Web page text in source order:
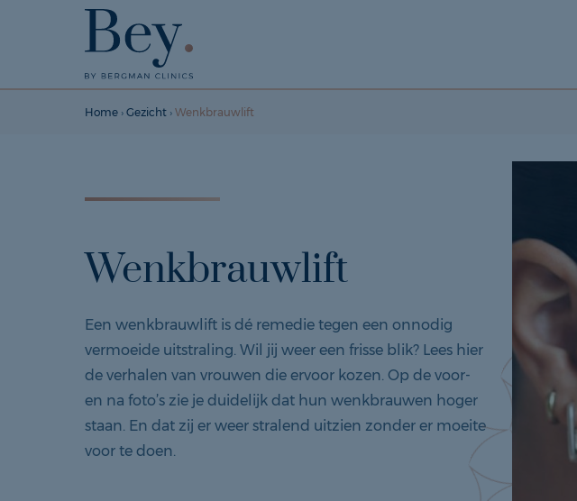
Home ›Gezicht ›Wenkbrauwlift
Wenkbrauwlift
Een wenkbrauwlift is dé remedie tegen een onnodig
vermoeide uitstraling. Wil jij weer een frisse blik? Lees hier
de verhalen van vrouwen die ervoor kozen. Op de voor-
en na foto’s zie je duidelijk dat hun wenkbrauwen hoger
staan. En dat zij er weer stralend uitzien zonder er moeite
voor te doen.